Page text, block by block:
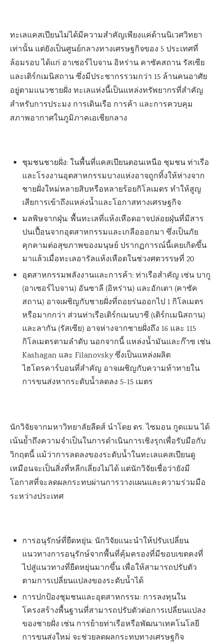
ทะเลแคสเปียนไม่ได้มีความสำคัญเพียงแค่ด้านนิเวศวิทยา
เท่านั้น แต่ยังเป็นศูนย์กลางทางเศรษฐกิจของ 5 ประเทศที่
ล้อมรอบ ได้แก่ อาเซอร์ไบจาน อิหร่าน คาซัคสถาน รัสเซีย
และเติร์กเมนิสถาน ซึ่งมีประชากรรวมกว่า 15 ล้านคนอาศัย
อยู่ตามแนวชายฝั่ง ทะเลแห่งนี้เป็นแหล่งทรัพยากรที่สำคัญ
สำหรับการประมง การเดินเรือ การค้า และการควบคุม
สภาพอากาศในภูมิภาคเอเชียกลาง
ชุมชนชายฝั่ง: ในพื้นที่แคสเปียนตอนเหนือ ชุมชน ท่าเรือ
และโรงงานอุตสาหกรรมบางแห่งอาจถูกทิ้งให้ห่างจาก
ชายฝั่งใหม่หลายสิบหรือหลายร้อยกิโลเมตร ทำให้สูญ
เสียการเข้าถึงแหล่งน้ำและโอกาสทางเศรษฐกิจ
มลพิษจากฝุ่น: พื้นทะเลที่แห้งเหือดอาจปล่อยฝุ่นที่มีสาร
ปนเปื้อนจากอุตสาหกรรมและเกลือออกมา ซึ่งเป็นภัย
คุกคามต่อสุขภาพของมนุษย์ ปรากฏการณ์นี้เคยเกิดขึ้น
มาแล้วเมื่อทะเลอารัลแห้งเหือดในช่วงศตวรรษที่ 20
อุตสาหกรรมพลังงานและการค้า: ท่าเรือสำคัญ เช่น บากู
(อาเซอร์ไบจาน) อันซาลี (อิหร่าน) และอักเตา (คาซัค
สถาน) อาจเผชิญกับชายฝั่งที่ถอยร่นออกไป 1 กิโลเมตร
หรือมากกว่า ส่วนท่าเรือเติร์กเมนบาชี (เติร์กเมนิสถาน)
และลากัน (รัสเซีย) อาจห่างจากชายฝั่งถึง 16 และ 115
กิโลเมตรตามลำดับ นอกจากนี้ แหล่งน้ำมันและก๊าซ เช่น
Kashagan และ Filanovsky ซึ่งเป็นแหล่งผลิต
ไฮโดรคาร์บอนที่สำคัญ อาจเผชิญกับความท้าทายใน
การขนส่งหากระดับน้ำลดลง 5-15 เมตร
นักวิจัยจากมหาวิทยาลัยลีดส์ นำโดย ดร. ไซมอน กูดแมน ได้
เน้นย้ำถึงความจำเป็นในการดำเนินการเชิงรุกเพื่อรับมือกับ
วิกฤตนี้ แม้ว่าการลดลงของระดับน้ำในทะเลแคสเปียนดู
เหมือนจะเป็นสิ่งที่หลีกเลี่ยงไม่ได้ แต่นักวิจัยเชื่อว่ายังมี
โอกาสที่จะลดผลกระทบผ่านการวางแผนและความร่วมมือ
ระหว่างประเทศ
การอนุรักษ์ที่ยืดหยุ่น: นักวิจัยแนะนำให้ปรับเปลี่ยน
แนวทางการอนุรักษ์จากพื้นที่คุ้มครองที่มีขอบเขตคงที่
ไปสู่แนวทางที่ยืดหยุ่นมากขึ้น เพื่อให้สามารถปรับตัว
ตามการเปลี่ยนแปลงของระดับน้ำได้
การปกป้องชุมชนและอุตสาหกรรม: การลงทุนใน
โครงสร้างพื้นฐานที่สามารถปรับตัวต่อการเปลี่ยนแปลง
ของชายฝั่ง เช่น การย้ายท่าเรือหรือพัฒนาเทคโนโลยี
การขนส่งใหม่ จะช่วยลดผลกระทบทางเศรษฐกิจ